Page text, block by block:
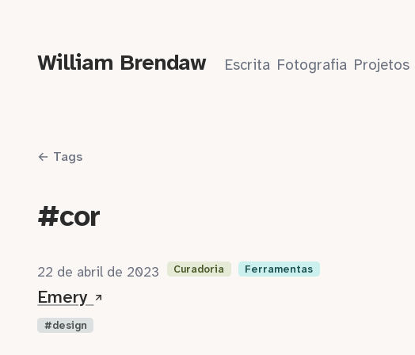
William Brendaw Escrita Fotografia Projetos
← Tags
#cor
22 de abril de 2023 Curadoria Ferramentas
Emery
design